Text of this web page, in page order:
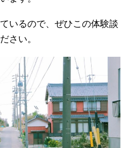
いるので、ぜひこの体験談
さい。